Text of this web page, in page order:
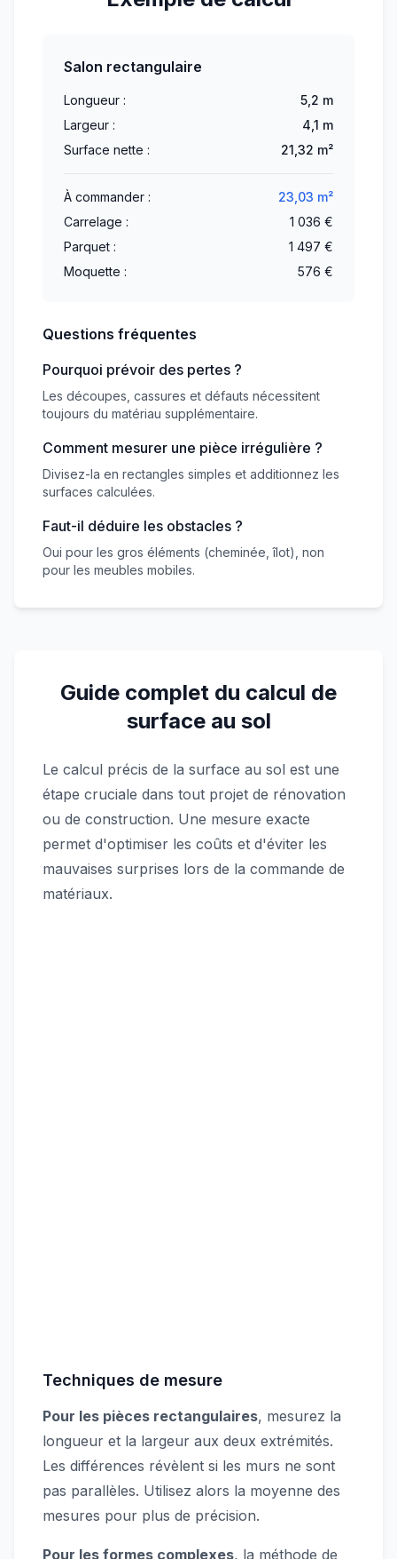
Salon rectangulaire
Longueur :
5,2 m
Largeur :
4,1 m
Surface nette :
21,32 m²
À commander :
23,03 m²
Carrelage :
1 036 €
Parquet :
1 497 €
Moquette :
576 €
Questions fréquentes
Pourquoi prévoir des pertes ?
Les découpes, cassures et défauts nécessitent
toujours du matériau supplémentaire.
Comment mesurer une pièce irrégulière ?
Divisez-la en rectangles simples et additionnez les
surfaces calculées.
Faut-il déduire les obstacles ?
Oui pour les gros éléments (cheminée, îlot), non
pour les meubles mobiles.
Guide complet du calcul de
surface au sol
Le calcul précis de la surface au sol est une
étape cruciale dans tout projet de rénovation
ou de construction. Une mesure exacte
permet d'optimiser les coûts et d'éviter les
mauvaises surprises lors de la commande de
matériaux.
Techniques de mesure
Pour les pièces rectangulaires, mesurez la
longueur et la largeur aux deux extrémités.
Les différences révèlent si les murs ne sont
pas parallèles. Utilisez alors la moyenne des
mesures pour plus de précision.
Pour les formes complexes, la méthode de